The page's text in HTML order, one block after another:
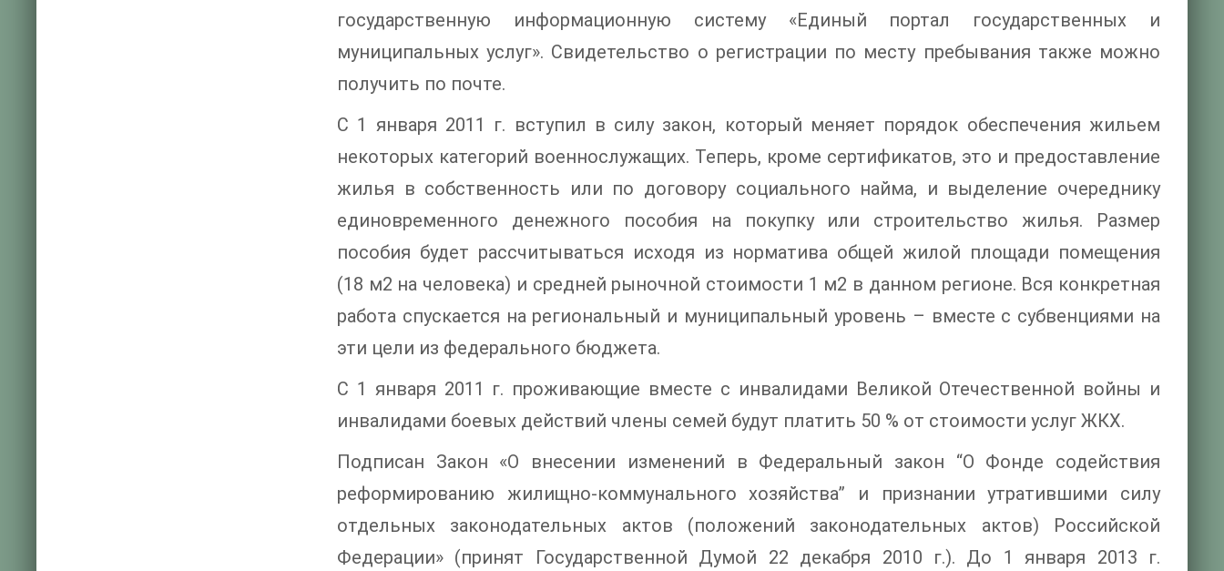
государственную информационную систему «Единый портал государственных и
муниципальных услуг». Свидетельство о регистрации по месту пребывания также можно
получить по почте.
С 1 января 2011 г. вступил в силу закон, который меняет порядок обеспечения жильем
некоторых категорий военнослужащих. Теперь, кроме сертификатов, это и предоставление
жилья в собственность или по договору социального найма, и выделение очереднику
единовременного денежного пособия на покупку или строительство жилья. Размер
пособия будет рассчитываться исходя из норматива общей жилой площади помещения
(18 м2 на человека) и средней рыночной стоимости 1 м2 в данном регионе. Вся конкретная
работа спускается на региональный и муниципальный уровень – вместе с субвенциями на
эти цели из федерального бюджета.
С 1 января 2011 г. проживающие вместе с инвалидами Великой Отечественной войны и
инвалидами боевых действий члены семей будут платить 50 % от стоимости услуг ЖКХ.
Подписан Закон «О внесении изменений в Федеральный закон “О Фонде содействия
реформированию жилищно-коммунального хозяйства” и признании утратившими силу
отдельных законодательных актов (положений законодательных актов) Российской
Федерации» (принят Государственной Думой 22 декабря 2010 г.). До 1 января 2013 г.